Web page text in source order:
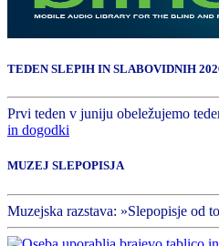
TEDEN SLEPIH IN SLABOVIDNIH
Prvi teden v juniju obeležujemo
in dogodki
MUZEJ SLEPOPISJA
Muzejska razstava: »Slepopisje od